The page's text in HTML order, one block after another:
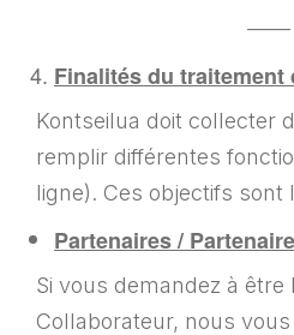
——
Finalités du traitement
Kontseilua doit collecter
remplir différentes
ligne). Ces objectifs sont
Partenaires /
Si vous demandez à être
Collaborateur, nous